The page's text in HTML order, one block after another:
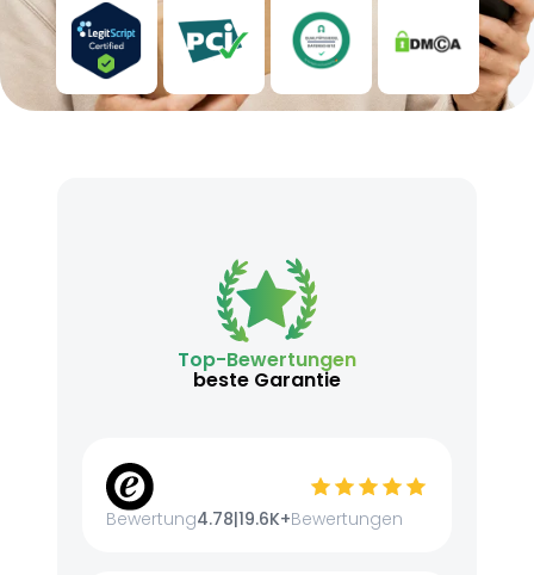
Top-Bewertungen
beste Garantie
Bewertung4.78|19.6K+Bewertungen